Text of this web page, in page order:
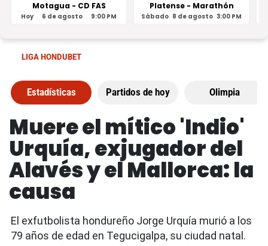
Motagua - CD FAS
Hoy 6 de agosto 9:00 PM
Platense - Marathón
Sábado 8 de agosto 3:00 PM
LIGA HONDUBET
Estadísticas Partidos de hoy Olimpia
Muere el mítico 'Indio'
Urquía, exjugador del
Alavés y el Mallorca: la
causa
El exfutbolista hondureño Jorge Urquía murió a los
79 años de edad en Tegucigalpa, su ciudad natal.